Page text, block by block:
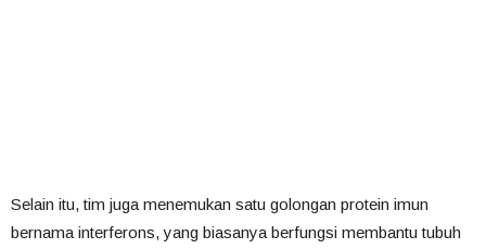
Selain itu, tim juga menemukan satu golongan protein imun
bernama interferons, yang biasanya berfungsi membantu tubuh